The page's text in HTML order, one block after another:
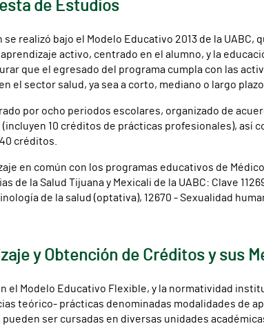
de Estudios
realizó bajo el Modelo Educativo 2013 de la
activo, centrado en el alumno, y la
que el egresado del programa cumpla con las
el sector salud, ya sea a corto, mediano o largo plazo.
por ocho periodos escolares, organizado de
10 créditos de prácticas profesionales), así
créditos.
en común con los programas educativos de
de la Salud Tijuana y Mexicali de la UABC: Clave
de la salud (optativa), 12670 - Sexualidad
y Obtención de Créditos y sus
el Modelo Educativo Flexible, y la normatividad
teórico- prácticas denominadas modalidades de
ser cursadas en diversas unidades